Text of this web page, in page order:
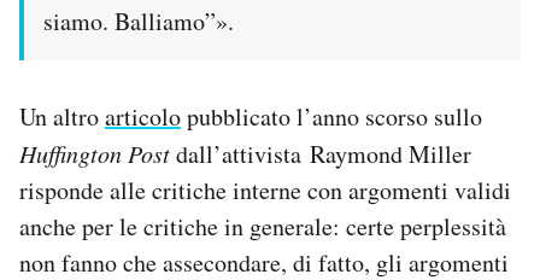
siamo. Balliamo”».
Un altroarticolopubblicato l’anno scorso sullo
Huffington Postdall’attivista Raymond Miller
risponde alle critiche interne con argomenti validi
anche per le critiche in generale: certe perplessità
non fanno che assecondare, di fatto, gli argomenti